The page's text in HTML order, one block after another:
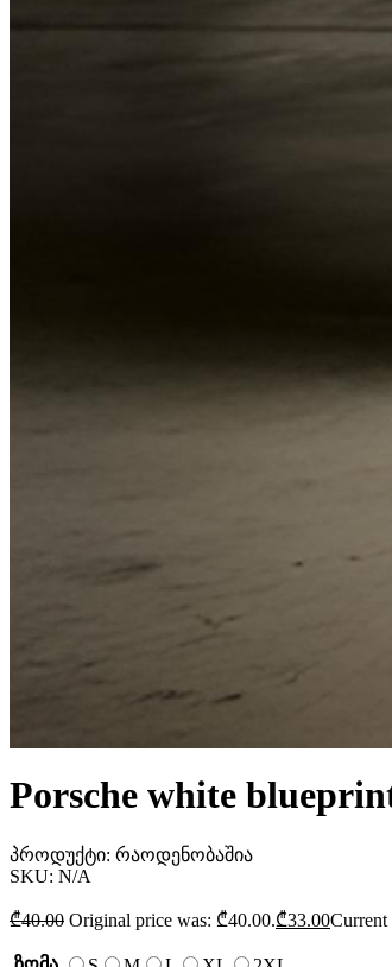
Porsche white
პროდუქტი: რაოდენობაშია
SKU: N/A
₾40.00 Original price was: ₾40.00.₾33.00Current